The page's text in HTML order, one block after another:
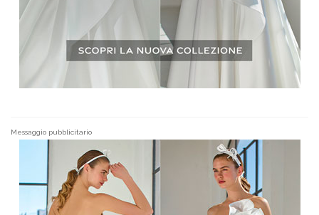
Messaggio pubblicitario